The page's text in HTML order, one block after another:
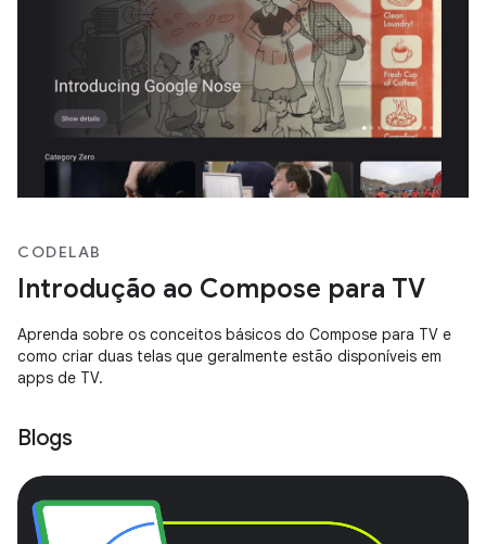
CODELAB
Introdução ao Compose para TV
Aprenda sobre os conceitos básicos do Compose para TV e
como criar duas telas que geralmente estão disponíveis em
apps de TV.
Blogs